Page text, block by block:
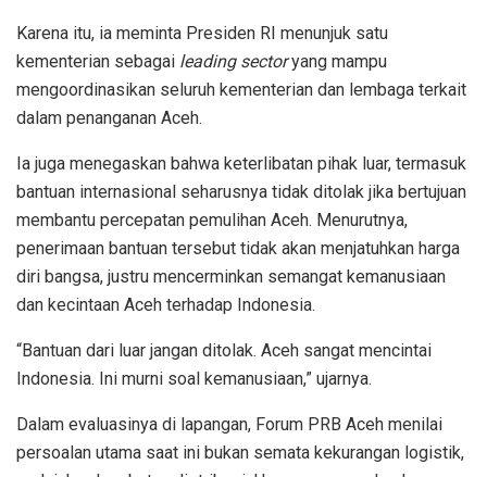
Karena itu, ia meminta Presiden RI menunjuk satu
kementerian sebagai leading sectoryang mampu
mengoordinasikan seluruh kementerian dan lembaga terkait
dalam penanganan Aceh.
Ia juga menegaskan bahwa keterlibatan pihak luar, termasuk
bantuan internasional seharusnya tidak ditolak jika bertujuan
membantu percepatan pemulihan Aceh. Menurutnya,
penerimaan bantuan tersebut tidak akan menjatuhkan harga
diri bangsa, justru mencerminkan semangat kemanusiaan
dan kecintaan Aceh terhadap Indonesia.
“Bantuan dari luar jangan ditolak. Aceh sangat mencintai
Indonesia. Ini murni soal kemanusiaan,” ujarnya.
Dalam evaluasinya di lapangan, Forum PRB Aceh menilai
persoalan utama saat ini bukan semata kekurangan logistik,